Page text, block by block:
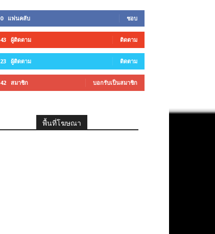
0 แฟนคลับ ชอบ
43 ผู้ติดตาม ติดตาม
23 ผู้ติดตาม ติดตาม
42 สมาชิก บอกรับเป็นสมาชิก
พื้นที่โฆษณา